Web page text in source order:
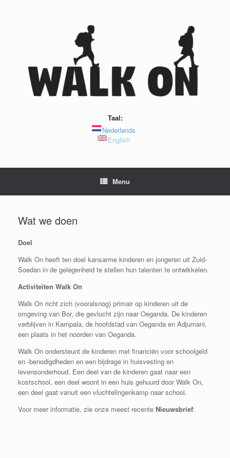
Taal:
Nederlands
English
Menu
Wat we doen
Doel
Walk On heeft ten doel kansarme kinderen en jongeren uit Zuid-
Soedan in de gelegenheid te stellen hun talenten te ontwikkelen.
Activiteiten Walk On
Walk On richt zich (vooralsnog) primair op kinderen uit de
omgeving van Bor, die gevlucht zijn naar Oeganda. De kinderen
verblijven in Kampala, de hoofdstad van Oeganda en Adjumani,
een plaats in het noorden van Oeganda.
Walk On ondersteunt de kinderen met financiën voor schoolgeld
en -benodigdheden en een bijdrage in huisvesting en
levensonderhoud. Een deel van de kinderen gaat naar een
kostschool, een deel woont in een huis gehuurd door Walk On,
een deel gaat vanuit een vluchtelingenkamp naar school.
Voor meer informatie, zie onze meest recente Nieuwsbrief: